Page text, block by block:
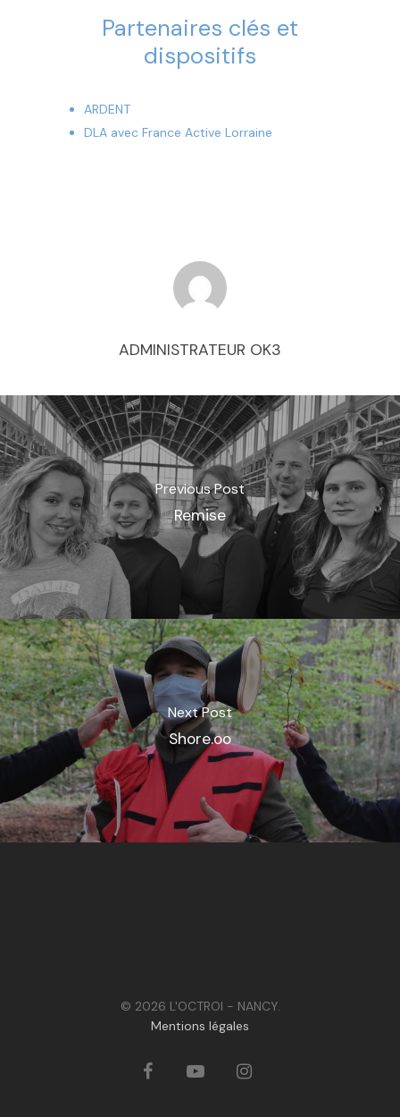
Partenaires clés et
dispositifs
ARDENT
DLA avec France Active Lorraine
ADMINISTRATEUR OK3
Previous Post
Remise
Next Post
Shore.oo
© 2026 L'OCTROI - NANCY.
Mentions légales